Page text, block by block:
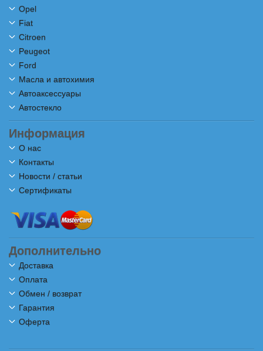
Opel
Fiat
Citroen
Peugeot
Ford
Масла и автохимия
Автоаксессуары
Автостекло
Информация
О нас
Контакты
Новости / статьи
Сертификаты
Дополнительно
Доставка
Оплата
Обмен / возврат
Гарантия
Оферта